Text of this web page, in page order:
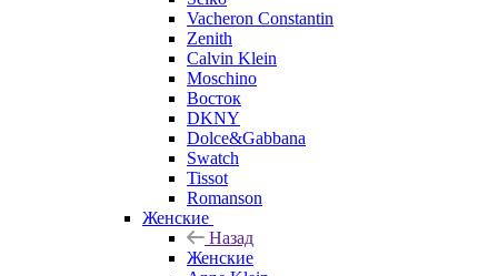
Vacheron Constantin
Zenith
Calvin Klein
Moschino
Восток
DKNY
Dolce&Gabbana
Swatch
Tissot
Romanson
Женские
Назад
Женские